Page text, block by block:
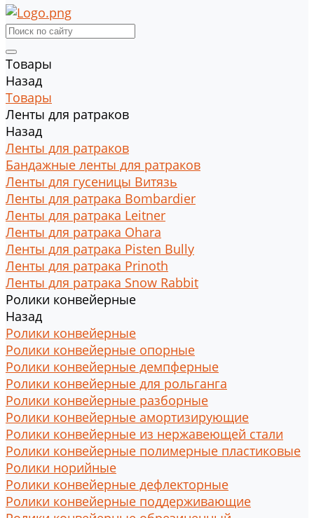
Товары
Назад
Товары
Ленты для ратраков
Назад
Ленты для ратраков
Бандажные ленты для ратраков
Ленты для гусеницы Витязь
Ленты для ратрака Bombardier
Ленты для ратрака Leitner
Ленты для ратрака Ohara
Ленты для ратрака Pisten Bully
Ленты для ратрака Prinoth
Ленты для ратрака Snow Rabbit
Ролики конвейерные
Назад
Ролики конвейерные
Ролики конвейерные опорные
Ролики конвейерные демпферные
Ролики конвейерные для рольганга
Ролики конвейерные разборные
Ролики конвейерные амортизирующие
Ролики конвейерные из нержавеющей стали
Ролики конвейерные полимерные пластиковые
Ролики норийные
Ролики конвейерные дефлекторные
Ролики конвейерные поддерживающие